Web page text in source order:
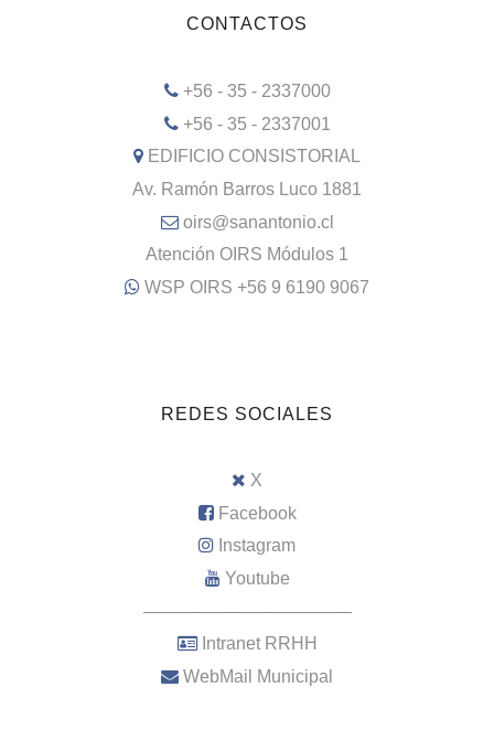
CONTACTOS
+56 - 35 - 2337000
+56 - 35 - 2337001
EDIFICIO CONSISTORIAL
Av. Ramón Barros Luco 1881
oirs@sanantonio.cl
Atención OIRS Módulos 1
WSP OIRS +56 9 6190 9067
REDES SOCIALES
X
Facebook
Instagram
Youtube
–––––––––––––––––––––
Intranet RRHH
WebMail Municipal